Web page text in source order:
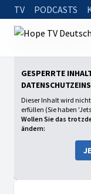
TV PODCASTS
Startseite
Das Geheimnis der
GESPERRTE
Dieser Inhalt wird
erfüllen (Sie haben
Wollen Sie das
ändern: